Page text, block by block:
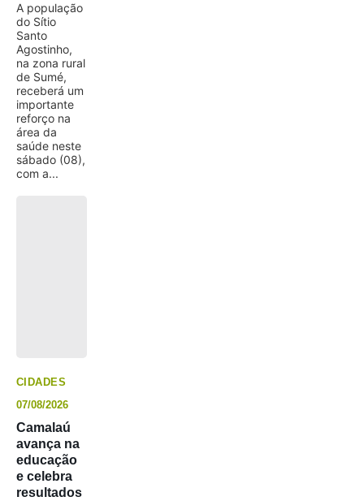
A população
do Sítio
Santo
Agostinho,
na zona rural
de Sumé,
receberá um
importante
reforço na
área da
saúde neste
sábado (08),
com a...
CIDADES
07/08/2026
Camalaú
avança na
educação
e celebra
resultados